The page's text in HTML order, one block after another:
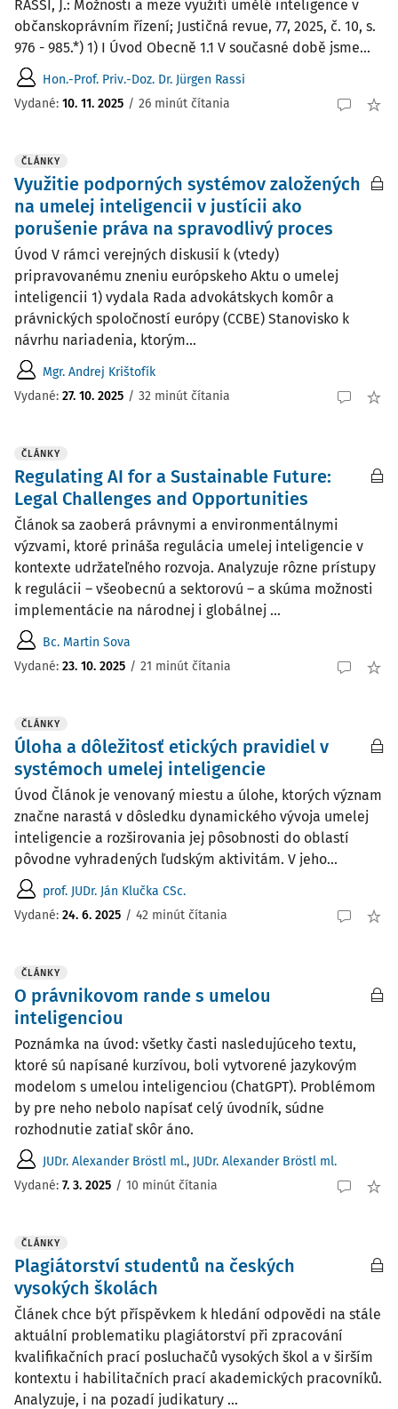
RASSI, J.: Možnosti a meze využití umělé inteligence v
občanskoprávním řízení; Justičná revue, 77, 2025, č. 10, s.
976 - 985.*) 1) I Úvod Obecně 1.1 V současné době jsme...
Hon.-Prof. Priv.-Doz. Dr. Jürgen Rassi
Vydané: 10. 11. 2025 / 26 minút čítania
ČLÁNKY
Využitie podporných systémov založených
na umelej inteligencii v justícii ako
porušenie práva na spravodlivý proces
Úvod V rámci verejných diskusií k (vtedy)
pripravovanému zneniu európskeho Aktu o umelej
inteligencii 1) vydala Rada advokátskych komôr a
právnických spoločností európy (CCBE) Stanovisko k
návrhu nariadenia, ktorým...
Mgr. Andrej Krištofík
Vydané: 27. 10. 2025 / 32 minút čítania
ČLÁNKY
Regulating AI for a Sustainable Future:
Legal Challenges and Opportunities
Článok sa zaoberá právnymi a environmentálnymi
výzvami, ktoré prináša regulácia umelej inteligencie v
kontexte udržateľného rozvoja. Analyzuje rôzne prístupy
k regulácii – všeobecnú a sektorovú – a skúma možnosti
implementácie na národnej i globálnej ...
Bc. Martin Sova
Vydané: 23. 10. 2025 / 21 minút čítania
ČLÁNKY
Úloha a dôležitosť etických pravidiel v
systémoch umelej inteligencie
Úvod Článok je venovaný miestu a úlohe, ktorých význam
značne narastá v dôsledku dynamického vývoja umelej
inteligencie a rozširovania jej pôsobnosti do oblastí
pôvodne vyhradených ľudským aktivitám. V jeho...
prof. JUDr. Ján Klučka CSc.
Vydané: 24. 6. 2025 / 42 minút čítania
ČLÁNKY
O právnikovom rande s umelou
inteligenciou
Poznámka na úvod: všetky časti nasledujúceho textu,
ktoré sú napísané kurzívou, boli vytvorené jazykovým
modelom s umelou inteligenciou (ChatGPT). Problémom
by pre neho nebolo napísať celý úvodník, súdne
rozhodnutie ­zatiaľ skôr áno.
JUDr. Alexander Bröstl ml., JUDr. Alexander Bröstl ml.
Vydané: 7. 3. 2025 / 10 minút čítania
ČLÁNKY
Plagiátorství studentů na českých
vysokých školách
Článek chce být příspěvkem k hledání odpovědi na stále
aktuální problematiku plagiátorství při zpracování
kvalifikačních prací posluchačů vysokých škol a v širším
kontextu i habilitačních prací akademických pracovníků.
Analyzuje, i na pozadí judikatury ...